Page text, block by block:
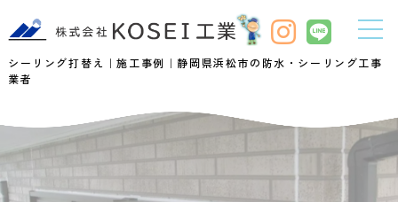
シーリング打替え｜施工事例｜静岡県浜松市の防水・シーリング工事
業者